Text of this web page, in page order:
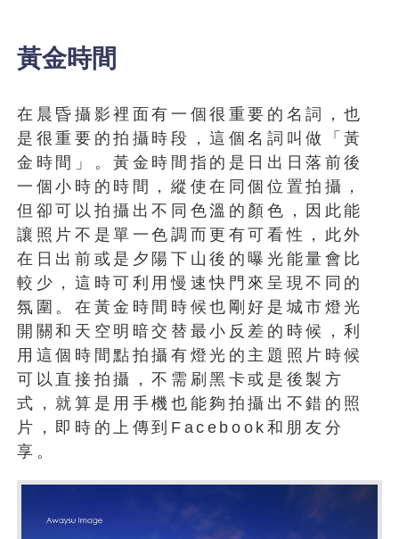
黃金時間
在晨昏攝影裡面有一個很重要的名詞，也
是很重要的拍攝時段，這個名詞叫做「黃
金時間」。黃金時間指的是日出日落前後
一個小時的時間，縱使在同個位置拍攝，
但卻可以拍攝出不同色溫的顏色，因此能
讓照片不是單一色調而更有可看性，此外
在日出前或是夕陽下山後的曝光能量會比
較少，這時可利用慢速快門來呈現不同的
氛圍。在黃金時間時候也剛好是城市燈光
開關和天空明暗交替最小反差的時候，利
用這個時間點拍攝有燈光的主題照片時候
可以直接拍攝，不需刷黑卡或是後製方
式，就算是用手機也能夠拍攝出不錯的照
片，即時的上傳到Facebook和朋友分
享。